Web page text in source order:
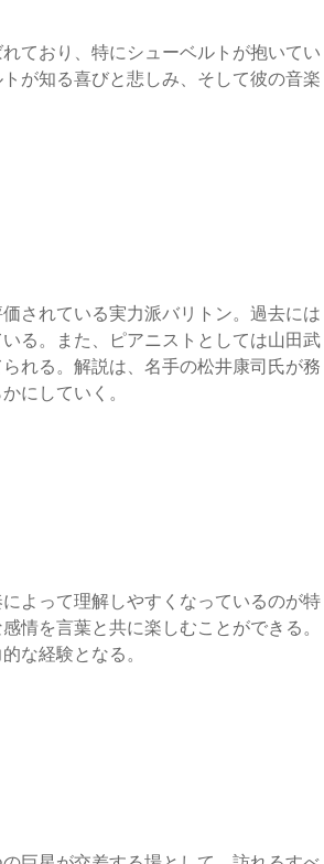
ており、特にシューベルトが抱いてい
が知る喜びと悲しみ、そして彼の音楽
されている実力派バリトン。過去には
る。また、ピアニストとしては山田武
れる。解説は、名手の松井康司氏が務
にしていく。
よって理解しやすくなっているのが特
情を言葉と共に楽しむことができる。
な経験となる。